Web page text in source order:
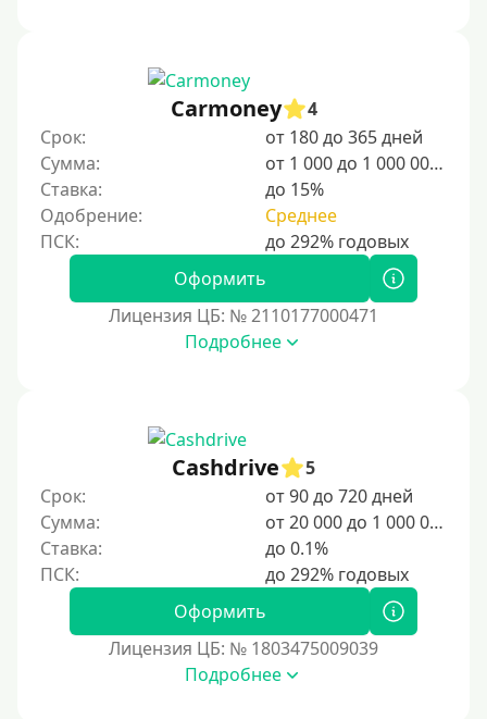
Carmoney
4
Срок:
от 180 до 365 дней
Сумма:
от 1 000 до 1 000 000 ₽
Ставка:
до 15%
Одобрение:
Среднее
Оформить
Лицензия ЦБ: № 2110177000471
Подробнее
Cashdrive
5
Срок:
от 90 до 720 дней
Сумма:
от 20 000 до 1 000 000 ₽
Ставка:
до 0.1%
Оформить
Лицензия ЦБ: № 1803475009039
Подробнее